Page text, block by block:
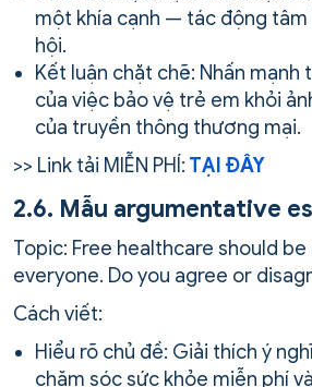
một khía cạnh — tác động tâm
hội.
Kết luận chặt chẽ: Nhấn mạnh
của việc bảo vệ trẻ em khỏi
của truyền thông thương mại.
>> Link tải MIỄN PHÍ: TẠI ĐÂY
2.6. Mẫu argumentative
Topic: Free healthcare should
everyone. Do you agree or
Cách viết:
Hiểu rõ chủ đề: Giải thích ý
chăm sóc sức khỏe miễn phí